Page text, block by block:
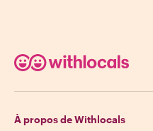
À propos de Withlocals